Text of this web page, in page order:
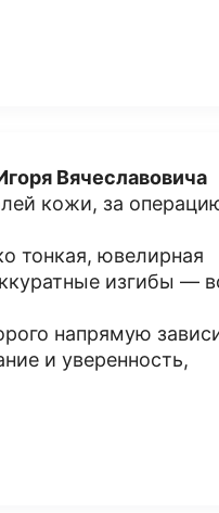
Вячеславовича
кожи, за
тонкая, ювелирная
изгибы —
напрямую
и уверенность,